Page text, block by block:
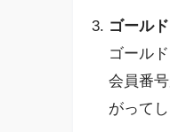
ゴール
ゴール
会員番
がってし